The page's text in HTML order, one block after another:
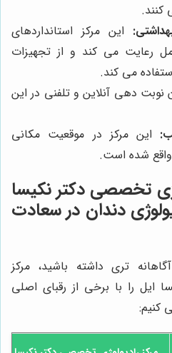
کنند.
این مرکز استانداردهای
رعایت می کند و از تجهیزات
می کند.
نوبت دهی آنلاین و تلفنی در این
این مرکز در موقعیت مکانی
شده است.
تخصصی دکتر نکیسا
دندان در سعادت
تری داشته باشید، مرکز
ایل را با برخی از رقبای اصلی
کنیم: